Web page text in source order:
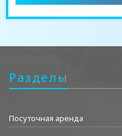
Разделы
Посуточная аренда